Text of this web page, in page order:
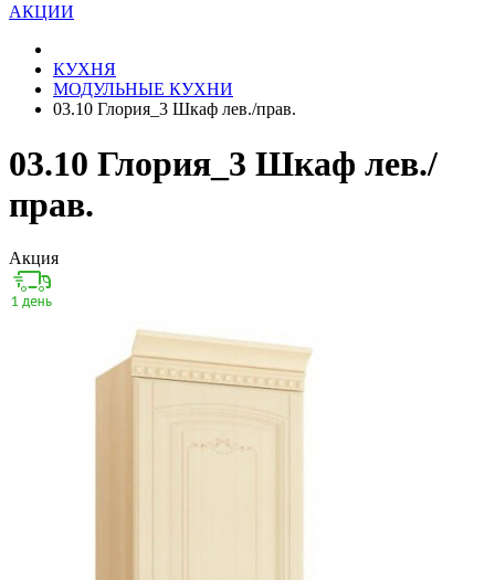
АКЦИИ
КУХНЯ
МОДУЛЬНЫЕ КУХНИ
03.10 Глория_3 Шкаф лев./прав.
03.10 Глория_3 Шкаф лев./
прав.
Акция